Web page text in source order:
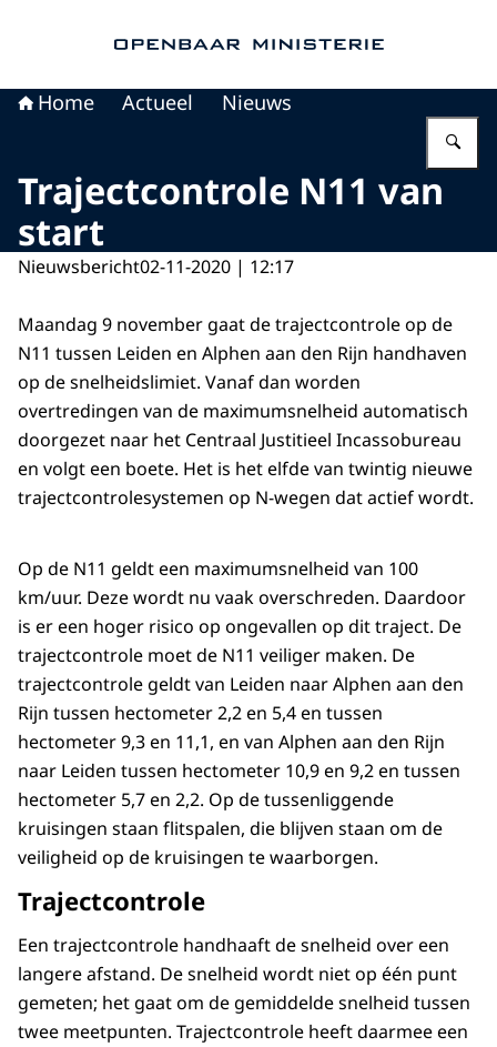
Home Actueel Nieuws
Trajectcontrole N11 van
start
Nieuwsbericht02-11-2020 | 12:17
Maandag 9 november gaat de trajectcontrole op de
N11 tussen Leiden en Alphen aan den Rijn handhaven
op de snelheidslimiet. Vanaf dan worden
overtredingen van de maximumsnelheid automatisch
doorgezet naar het Centraal Justitieel Incassobureau
en volgt een boete. Het is het elfde van twintig nieuwe
trajectcontrolesystemen op N-wegen dat actief wordt.
Op de N11 geldt een maximumsnelheid van 100
km/uur. Deze wordt nu vaak overschreden. Daardoor
is er een hoger risico op ongevallen op dit traject. De
trajectcontrole moet de N11 veiliger maken. De
trajectcontrole geldt van Leiden naar Alphen aan den
Rijn tussen hectometer 2,2 en 5,4 en tussen
hectometer 9,3 en 11,1, en van Alphen aan den Rijn
naar Leiden tussen hectometer 10,9 en 9,2 en tussen
hectometer 5,7 en 2,2. Op de tussenliggende
kruisingen staan flitspalen, die blijven staan om de
veiligheid op de kruisingen te waarborgen.
Trajectcontrole
Een trajectcontrole handhaaft de snelheid over een
langere afstand. De snelheid wordt niet op één punt
gemeten; het gaat om de gemiddelde snelheid tussen
twee meetpunten. Trajectcontrole heeft daarmee een